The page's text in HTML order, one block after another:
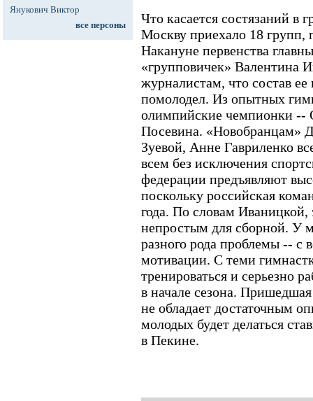
Янукович Виктор
все персоны
Что касается состязаний в
Москву приехало 18 групп,
Накануне первенства
«групповичек» Валентина
журналистам, что состав
помолодел. Из опытных
олимпийские чемпионки --
Посевина. «Новобранцам»
Зуевой, Анне Гавриленко
всем без исключения
федерации предъявляют
поскольку российская
года. По словам Иваницкой,
непростым для сборной. У
разного рода проблемы -- с
мотивации. С теми
тренироваться и серьезно
в начале сезона.
не обладает достаточным
молодых будет делаться
в Пекине.